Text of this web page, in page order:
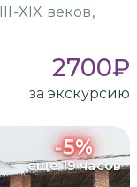
XIX веков,
2700₽
за экскурсию
-5%
еще 19 часов